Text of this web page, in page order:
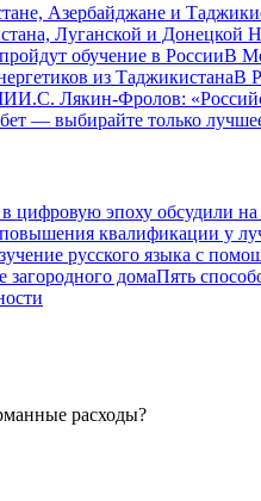
Азербайджане и
Луганской и Донецкой
обучение в РоссииВ
из ТаджикистанаВ
И.С. Лякин-Фролов:
— выбирайте только
цифровую эпоху обсудили
квалификации у
русского языка с
домаПять
расходы?